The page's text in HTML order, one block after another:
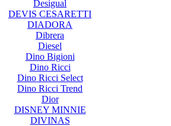
Desigual
DEVIS CESARETTI
DIADORA
Dibrera
Diesel
Dino Bigioni
Dino Ricci
Dino Ricci Select
Dino Ricci Trend
Dior
DISNEY MINNIE
DIVINAS